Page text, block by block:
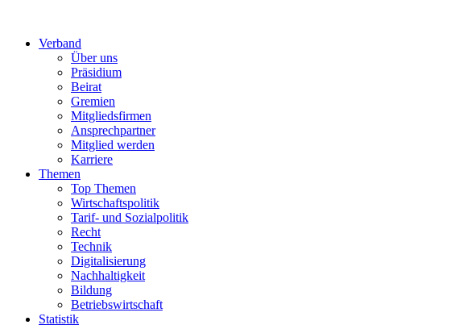
Verband
Über uns
Präsidium
Beirat
Gremien
Mitgliedsfirmen
Ansprechpartner
Mitglied werden
Karriere
Themen
Top Themen
Wirtschaftspolitik
Tarif- und Sozialpolitik
Recht
Technik
Digitalisierung
Nachhaltigkeit
Bildung
Betriebswirtschaft
Statistik